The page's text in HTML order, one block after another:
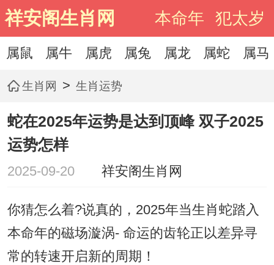
祥安阁生肖网 本命年 犯太岁
属鼠 属牛 属虎 属兔 属龙 属蛇 属马
生肖网 > 生肖运势
蛇在2025年运势是达到顶峰 双子2025
运势怎样
2025-09-20 祥安阁生肖网
你猜怎么着?说真的，2025年当生肖蛇踏入
本命年的磁场漩涡- 命运的齿轮正以差异寻
常的转速开启新的周期！